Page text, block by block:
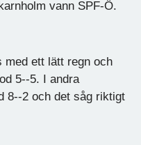
vann SPF-Ö.
med ett lätt regn och
5--5. I andra
8--2 och det såg riktigt